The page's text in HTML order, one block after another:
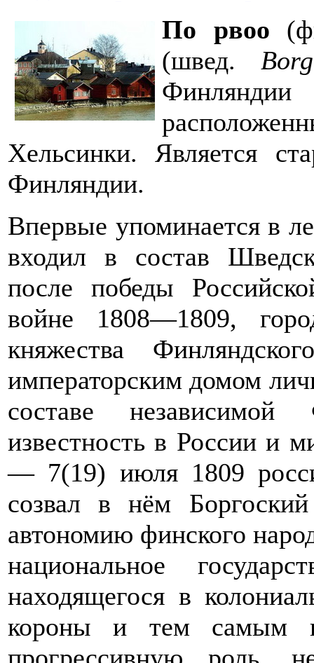
По рвоо
(швед.
Хельсинки. Является
Финляндии.
Впервые упоминается в
входил в состав
после победы
войне 1808—1809,
княжества
императорским домом
составе
известность в России и
— 7(19) июля 1809
созвал в нём
автономию финского
национальное
находящегося в
короны и тем самым в